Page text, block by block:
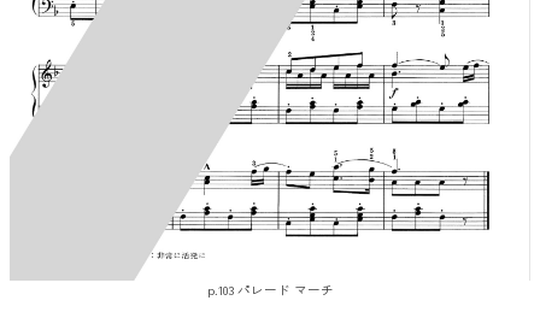
p.103 パレード マーチ